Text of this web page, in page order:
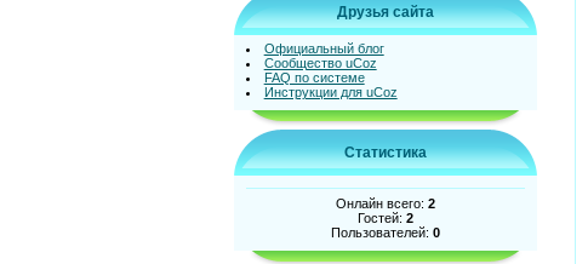
Друзья сайта
Официальный блог
Сообщество uCoz
FAQ по системе
Инструкции для uCoz
Статистика
Онлайн всего: 2
Гостей: 2
Пользователей: 0